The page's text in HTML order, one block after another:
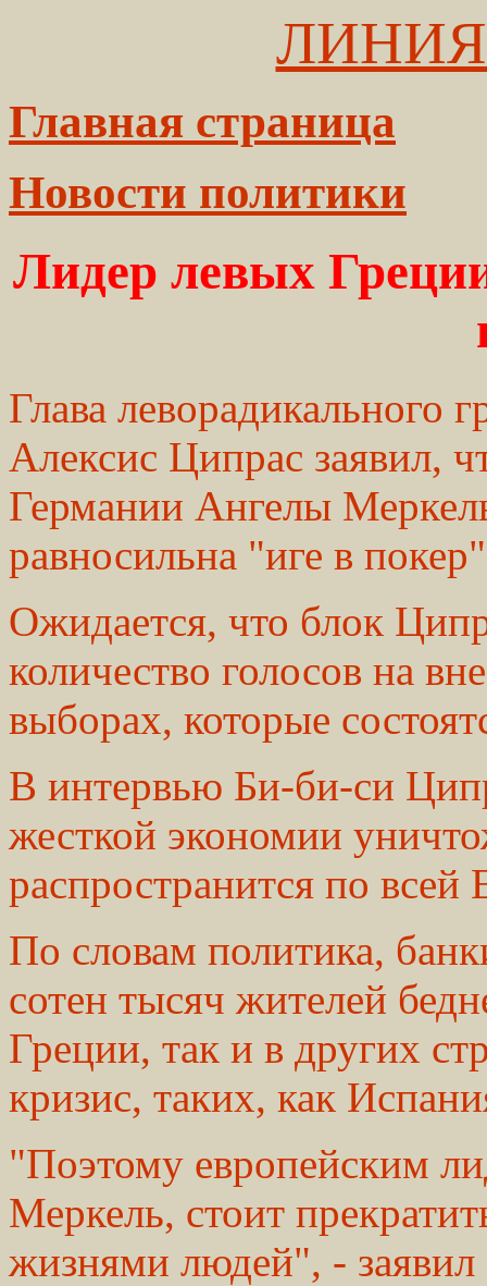
Главная страница
Новости политики
Лидер левых
Глава леворадикального
Алексис Ципрас заявил,
Германии Ангелы
равносильна "иге в
Ожидается, что блок
количество голосов на
выборах, которые
В интервью Би-би-си
жесткой экономии
распространится по всей
По словам политика,
сотен тысяч жителей
Греции, так и в других
кризис, таких, как
"Поэтому европейским
Меркель, стоит
жизнями людей", -